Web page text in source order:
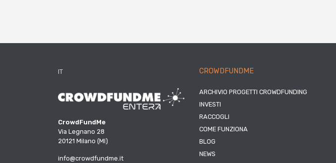
IT
CrowdFundMe
Via Legnano 28
20121 Milano (MI)
info@crowdfundme.it
CROWDFUNDME
ARCHIVIO PROGETTI CROWDFUNDING
INVESTI
RACCOGLI
COME FUNZIONA
BLOG
NEWS